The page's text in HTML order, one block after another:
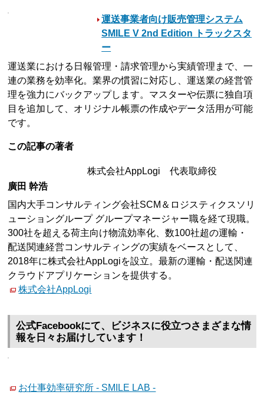
運送事業者向け販売管理システム
SMILE V 2nd Edition トラックスタ
ー
運送業における日報管理・請求管理から実績管理まで、一
連の業務を効率化。業界の慣習に対応し、運送業の経営管
理を強力にバックアップします。マスターや伝票に独自項
目を追加して、オリジナル帳票の作成やデータ活用が可能
です。
この記事の著者
株式会社AppLogi 代表取締役
廣田 幹浩
国内大手コンサルティング会社SCM＆ロジスティクスソリ
ューショングループ グループマネージャー職を経て現職。
300社を超える荷主向け物流効率化、数100社超の運輸・
配送関連経営コンサルティングの実績をベースとして、
2018年に株式会社AppLogiを設立。最新の運輸・配送関連
クラウドアプリケーションを提供する。
株式会社AppLogi
公式Facebookにて、ビジネスに役立つさまざまな情
報を日々お届けしています！
お仕事効率研究所 - SMILE LAB -